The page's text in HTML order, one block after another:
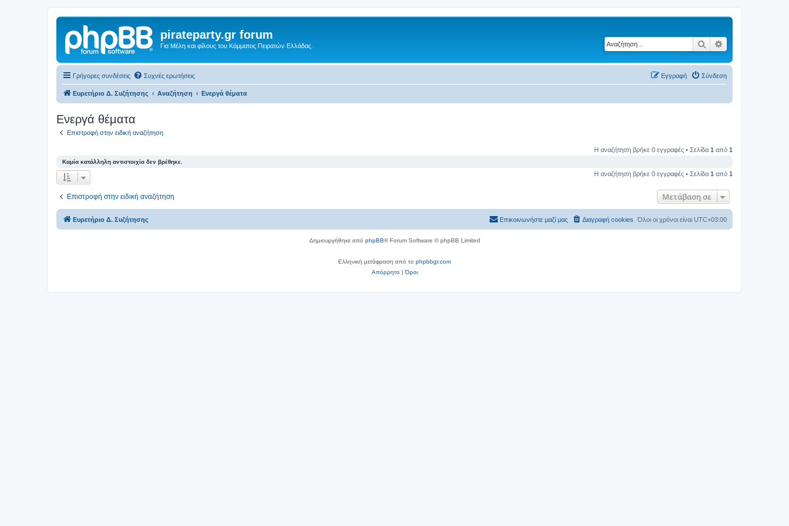
pirateparty.gr forum
Για Μέλη και φίλους του Κόμματος Πειρατών Ελλάδας. Αναζήτηση
Γρήγορες συνδέσεις Συχνές ερωτήσεις Σύνδεση
Εγγραφή
Ευρετήριο Δ. Συζήτησης Αναζήτηση Ενεργά θέματα
Ενεργά θέματα
Επιστροφή στην ειδική αναζήτηση
Η αναζήτηση βρήκε 0 εγγραφές • Σελίδα 1 από 1
Καμία κατάλληλη αντιστοιχία δεν βρέθηκε.
Η αναζήτηση βρήκε 0 εγγραφές • Σελίδα 1 από 1
Επιστροφή στην ειδική αναζήτηση Μετάβαση σε
Ευρετήριο Δ. Συζήτησης Όλοι οι χρόνοι είναι UTC+03:00
Διαγραφή cookies
Επικοινωνήστε μαζί μας
Δημιουργήθηκε από phpBB® Forum Software © phpBB Limited
Ελληνική μετάφραση από το phpbbgr.com
Απόρρητο|Όροι